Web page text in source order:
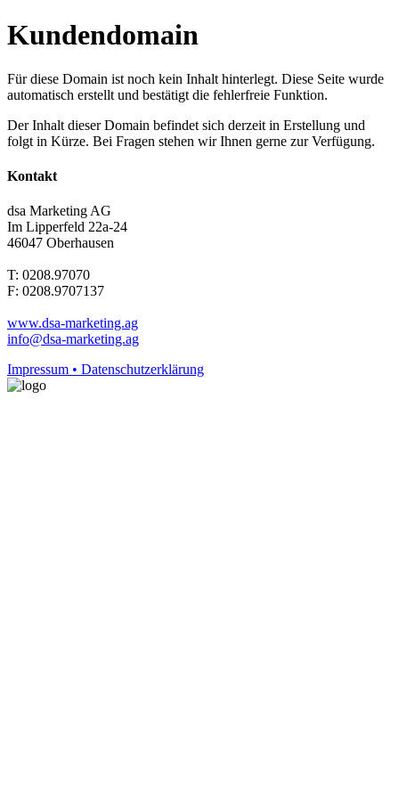
Kundendomain
Für diese Domain ist noch kein Inhalt hinterlegt. Diese Seite wurde
automatisch erstellt und bestätigt die fehlerfreie Funktion.
Der Inhalt dieser Domain befindet sich derzeit in Erstellung und
folgt in Kürze. Bei Fragen stehen wir Ihnen gerne zur Verfügung.
Kontakt
dsa Marketing AG
Im Lipperfeld 22a-24
46047 Oberhausen
T: 0208.97070
F: 0208.9707137
www.dsa-marketing.ag
info@dsa-marketing.ag
Impressum • Datenschutzerklärung